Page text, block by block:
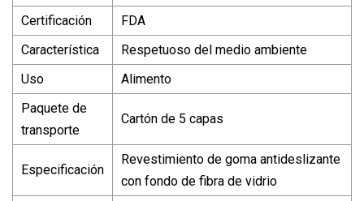
Certificación
FDA
Característica
Respetuoso del medio ambiente
Uso
Alimento
Paquete de
transporte
Cartón de 5 capas
Especificación
Revestimiento de goma antideslizante
con fondo de fibra de vidrio